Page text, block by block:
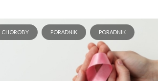
CHOROBY PORADNIK PORADNIK